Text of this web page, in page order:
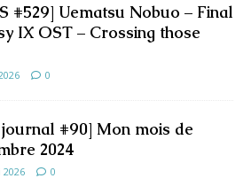
#529] Uematsu Nobuo – Final
IX OST – Crossing those
0
#90] Mon mois de
2024
2026 0